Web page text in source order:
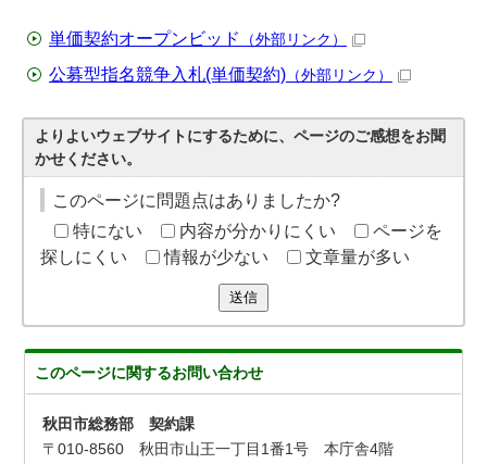
単価契約オープンビッド （外部リンク）
公募型指名競争入札(単価契約) （外部リンク）
よりよいウェブサイトにするために、ページのご感想をお聞
かせください。
このページに問題点はありましたか?
特にない
内容が分かりにくい
ページを
探しにくい
情報が少ない 文章量が多い
送信
このページに関するお問い合わせ
秋田市総務部 契約課
〒010-8560 秋田市山王一丁目1番1号 本庁舎4階